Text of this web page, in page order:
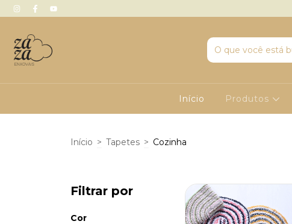
Início Produtos
Início > Tapetes > Cozinha
Filtrar por
Cor